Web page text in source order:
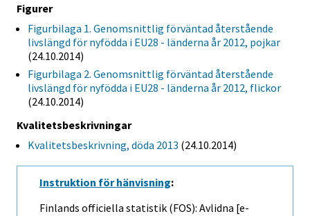
Figurer
Figurbilaga 1. Genomsnittlig förväntad återstående
livslängd för nyfödda i EU28 - länderna år 2012, pojkar
(24.10.2014)
Figurbilaga 2. Genomsnittlig förväntad återstående
livslängd för nyfödda i EU28 - länderna år 2012, flickor
(24.10.2014)
Kvalitetsbeskrivningar
Kvalitetsbeskrivning, döda 2013 (24.10.2014)
Instruktion för hänvisning:
Finlands officiella statistik (FOS): Avlidna [e-